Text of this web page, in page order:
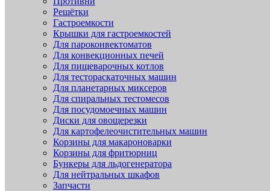
Решётки
Гастроемкости
Крышки для гастроемкостей
Для пароконвектоматов
Для конвекционных печей
Для пищеварочных котлов
Для тестораскаточных машин
Для планетарных миксеров
Для спиральных тестомесов
Для посудомоечных машин
Диски для овощерезки
Для картофелеочистительных машин
Корзины для макароноварки
Корзины для фритюрниц
Бункеры для льдогенератора
Для нейтральных шкафов
Запчасти